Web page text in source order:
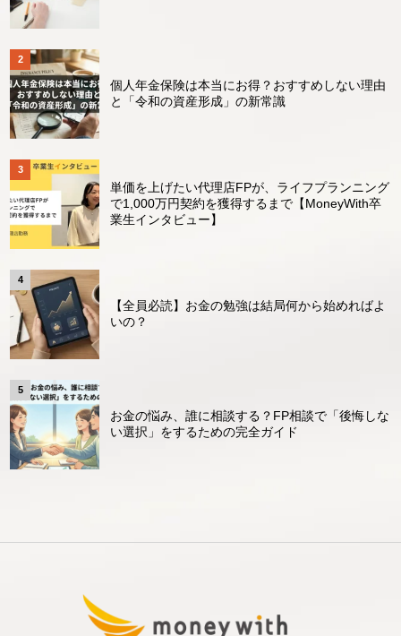
個人年金保険は本当にお得？おすすめしない理由
と「令和の資産形成」の新常識
単価を上げたい代理店FPが、ライフプランニング
で1,000万円契約を獲得するまで【MoneyWith卒
業生インタビュー】
【全員必読】お金の勉強は結局何から始めればよ
いの？
お金の悩み、誰に相談する？FP相談で「後悔しな
い選択」をするための完全ガイド